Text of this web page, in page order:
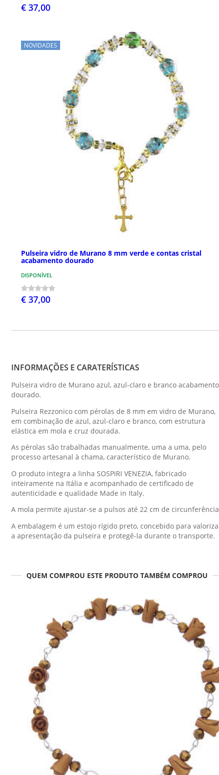
€ 37,00
NOVIDADES
Pulseira vidro de Murano 8 mm verde e contas cristal
acabamento dourado
DISPONÍVEL
€ 37,00
INFORMAÇÕES E CARATERÍSTICAS
Pulseira vidro de Murano azul, azul-claro e branco acabamento
dourado.
Pulseira Rezzonico com pérolas de 8 mm em vidro de Murano,
em combinação de azul, azul-claro e branco, com estrutura
elástica em mola e cruz dourada.
As pérolas são trabalhadas manualmente, uma a uma, pelo
processo artesanal à chama, característico de Murano.
O produto integra a linha SOSPIRI VENEZIA, fabricado
inteiramente na Itália e acompanhado de certificado de
autenticidade e qualidade Made in Italy.
A mola permite ajustar-se a pulsos até 22 cm de
A embalagem é um estojo rígido preto, concebido para
a apresentação da pulseira e protegê-la durante o transporte.
QUEM COMPROU ESTE PRODUTO TAMBÉM COMPROU